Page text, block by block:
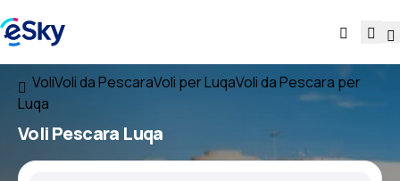
VoliVoli da PescaraVoli per LuqaVoli da Pescara per
Luqa
VoliPescara Luqa